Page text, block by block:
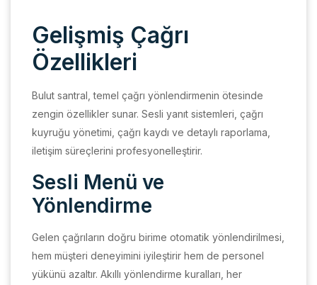
Gelişmiş Çağrı
Özellikleri
Bulut santral, temel çağrı yönlendirmenin ötesinde
zengin özellikler sunar. Sesli yanıt sistemleri, çağrı
kuyruğu yönetimi, çağrı kaydı ve detaylı raporlama,
iletişim süreçlerini profesyonelleştirir.
Sesli Menü ve
Yönlendirme
Gelen çağrıların doğru birime otomatik yönlendirilmesi,
hem müşteri deneyimini iyileştirir hem de personel
yükünü azaltır. Akıllı yönlendirme kuralları, her